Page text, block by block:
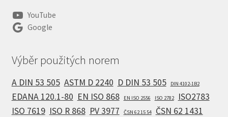
YouTube
Google
Výběr použitých norem
A DIN 53 505 ASTM D 2240 D DIN 53 505 DIN 4102-1B2
EDANA 120.1-80 EN ISO 868 EN ISO 2556 ISO 2782
ISO2783
ISO 7619 ISO R 868 PV 3977 ČSN 62 15 54 ČSN 62 1431